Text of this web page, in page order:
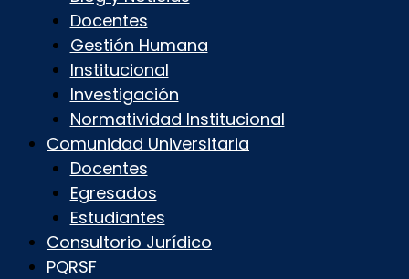
Docentes
Gestión Humana
Institucional
Investigación
Normatividad Institucional
Comunidad Universitaria
Docentes
Egresados
Estudiantes
Consultorio Jurídico
PQRSF